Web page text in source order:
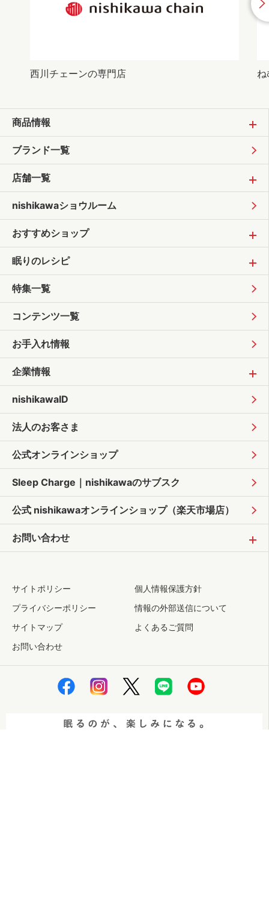
西川チェーンの専門店
商品情報
ブランド一覧
店舗一覧
nishikawaショウルーム
おすすめショップ
眠りのレシピ
特集一覧
コンテンツ一覧
お手入れ情報
企業情報
nishikawaID
法人のお客さま
公式オンラインショップ
Sleep Charge｜ nishikawaのサブスク
公式 nishikawaオンラインショップ（楽天市場店）
お問い合わせ
サイトポリシー
個人情報保護方針
プライバシーポリシー
情報の外部送信について
サイトマップ
よくあるご質問
お問い合わせ